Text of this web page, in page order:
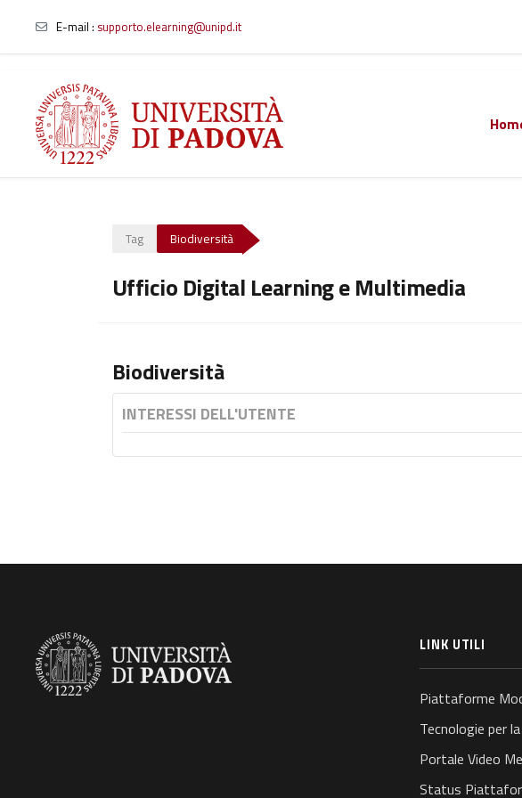
Vai al contenuto principale
E-mail : supporto.elearning@unipd.it
Tag Biodiversità
Ufficio Digital Learning e Multimedia
Biodiversità
INTERESSI DELL'UTENTE
LINK UTILI
Piattaforme
Tecnologie per
Portale Video
Status